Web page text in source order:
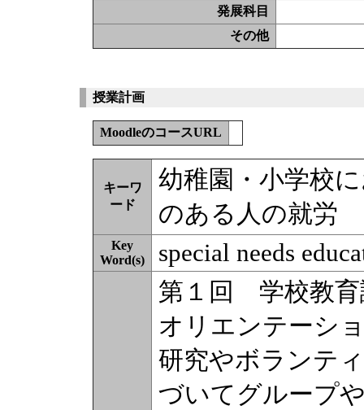
発展科目
その他
授業計画
MoodleのコースURL
キーワ
ード
幼稚園・小学校
のある人の就労
Key
Word(s)
special needs
第１回 学校教育
オリエンテーシ
研究やボランテ
づいてグループ